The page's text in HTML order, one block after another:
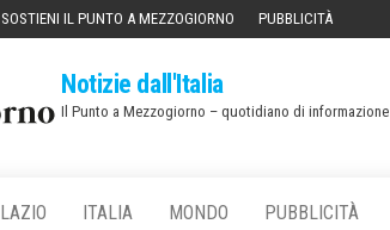
SOSTIENI IL PUNTO A MEZZOGIORNO PUBBLICITÀ
Notizie dall'Italia
Il Punto a Mezzogiorno – quotidiano di informazione
LAZIO ITALIA MONDO PUBBLICITÀ